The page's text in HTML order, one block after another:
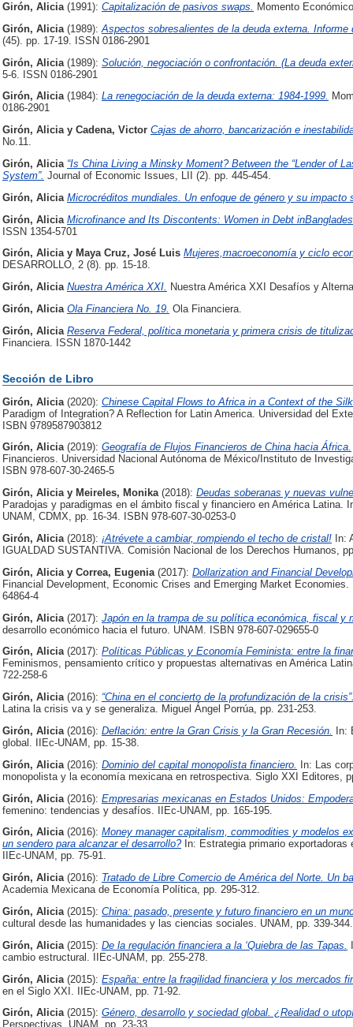
Girón, Alicia (1991): Capitalización de pasivos swaps. Momento
Girón, Alicia (1989): Aspectos sobresalientes de la deuda externa.
(45). pp. 17-19. ISSN 0186-2901
Girón, Alicia (1989): Solución, negociación o confrontación. (La deuda
5-6. ISSN 0186-2901
Girón, Alicia (1984): La renegociación de la deuda externa: 1984-1999.
0186-2901
Girón, Aliciay Cadena, Victor Cajas de ahorro, bancarización e
No.11.
Girón, Alicia “Is China Living a Minsky Moment? Between the “Lender of
System”. Journal of Economic Issues, LII (2). pp. 445-454.
Girón, Alicia Microcréditos mundiales. Un enfoque de género y su impacto
Girón, Alicia Microfinance and Its Discontents: Women in Debt
ISSN 1354-5701
Girón, Aliciay Maya Cruz, José Luis Mujeres,macroeconomía y ciclo
DESARROLLO, 2 (8). pp. 15-18.
Girón, Alicia Nuestra América XXI. Nuestra América XXI Desafíos y
Girón, Alicia Ola Financiera No. 19. Ola Financiera.
Girón, Alicia Reserva Federal, política monetaria y primera crisis de
Financiera. ISSN 1870-1442
Sección de Libro
Girón, Alicia (2020): Chinese Capital Flows to Africa in a Context of the
Paradigm of Integration? A Reflection for Latin America. Universidad del
ISBN 9789587903812
Girón, Alicia (2019): Geografía de Flujos Financieros de China hacia África.
Financieros. Universidad Nacional Autónoma de México/Instituto de
ISBN 978-607-30-2465-5
Girón, Aliciay Meireles, Monika (2018): Deudas soberanas y nuevas
Paradojas y paradigmas en el ámbito fiscal y financiero en América Latina.
UNAM, CDMX, pp. 16-34. ISBN 978-607-30-0253-0
Girón, Alicia (2018): ¡Atrévete a cambiar, rompiendo el techo de cristal! In:
IGUALDAD SUSTANTIVA. Comisión Nacional de los Derechos Humanos,
Girón, Alicia y Correa, Eugenia (2017): Dollarization and Financial
Financial Development, Economic Crises and Emerging Market
64864-4
Girón, Alicia (2017): Japón en la trampa de su política económica, fiscal y
desarrollo económico hacia el futuro. UNAM. ISBN 978-607-029655-0
Girón, Alicia (2017): Políticas Públicas y Economía Feminista: entre la
Feminismos, pensamiento crítico y propuestas alternativas en América
722-258-6
Girón, Alicia (2016): “China en el concierto de la profundización de la
Latina la crisis va y se generaliza. Miguel Ángel Porrúa, pp. 231-253.
Girón, Alicia (2016): Deflación: entre la Gran Crisis y la Gran Recesión.
In:
global. IIEc-UNAM, pp. 15-38.
Girón, Alicia (2016): Dominio del capital monopolista financiero.
In: Las
monopolista y la economía mexicana en retrospectiva. Siglo XXI Editores,
Girón, Alicia (2016): Empresarias mexicanas en Estados Unidos:
femenino: tendencias y desafíos. IIEc-UNAM, pp. 165-195.
Girón, Alicia (2016): Money manager capitalism, commodities y modelos
un sendero para alcanzar el desarrollo?In: Estrategia primario exportadoras
IIEc-UNAM, pp. 75-91.
Girón, Alicia (2016): Tratado de Libre Comercio de América del Norte. Un
Academia Mexicana de Economía Política, pp. 295-312.
Girón, Alicia (2015): China: pasado, presente y futuro financiero en un
cultural desde las humanidades y las ciencias sociales. UNAM, pp. 339-344.
Girón, Alicia (2015): De la regulación financiera a la ‘Quiebra de las Tapas.
cambio estructural. IIEc-UNAM, pp. 255-278.
Girón, Alicia (2015): España: entre la fragilidad financiera y los mercados
en el Siglo XXI. IIEc-UNAM, pp. 71-92.
Girón, Alicia (2015): Género, desarrollo y sociedad global. ¿Realidad o
Perspectivas. UNAM, pp. 23-33.